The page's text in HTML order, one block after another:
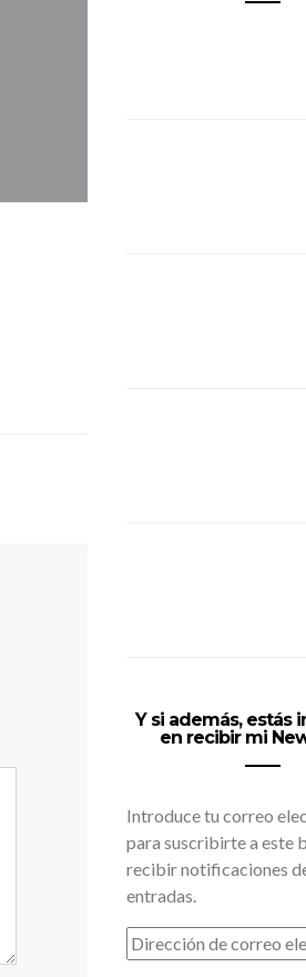
Y si además, estás
en recibir mi
Introduce tu correo
para suscribirte a este
recibir notificaciones
entradas.
DIRECCIÓN
DE